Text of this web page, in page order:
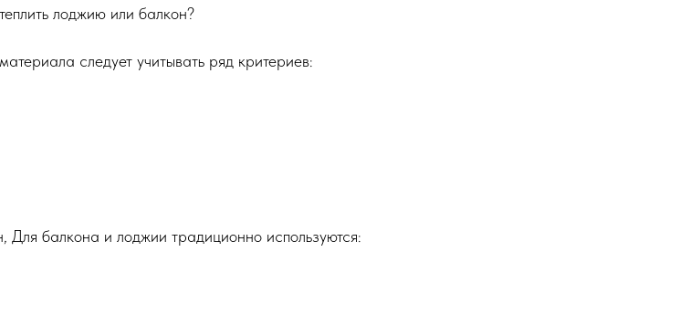
лоджию или балкон?
следует учитывать ряд критериев:
Для балкона и лоджии традиционно используются: